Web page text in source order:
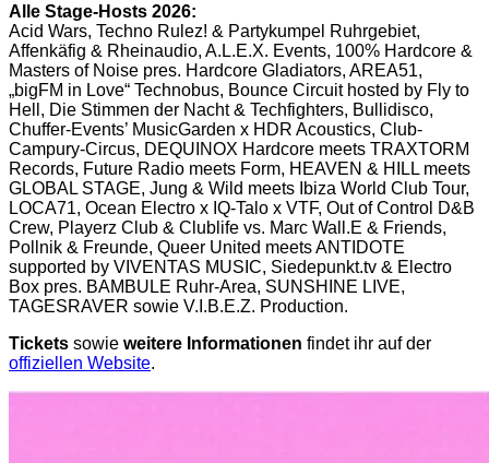
Alle Stage-Hosts 2026:
Acid Wars, Techno Rulez! & Partykumpel Ruhrgebiet,
Affenkäfig & Rheinaudio, A.L.E.X. Events, 100% Hardcore &
Masters of Noise pres. Hardcore Gladiators, AREA51,
„bigFM in Love“ Technobus, Bounce Circuit hosted by Fly to
Hell, Die Stimmen der Nacht & Techfighters, Bullidisco,
Chuffer-Events’ MusicGarden x HDR Acoustics, Club-
Campury-Circus, DEQUINOX Hardcore meets TRAXTORM
Records, Future Radio meets Form, HEAVEN & HILL meets
GLOBAL STAGE, Jung & Wild meets Ibiza World Club Tour,
LOCA71, Ocean Electro x IQ-Talo x VTF, Out of Control D&B
Crew, Playerz Club & Clublife vs. Marc Wall.E & Friends,
Pollnik & Freunde, Queer United meets ANTIDOTE
supported by VIVENTAS MUSIC, Siedepunkt.tv & Electro
Box pres. BAMBULE Ruhr-Area, SUNSHINE LIVE,
TAGESRAVER sowie V.I.B.E.Z. Production.
Tickets sowie weitere Informationen findet ihr auf der
offiziellen Website.